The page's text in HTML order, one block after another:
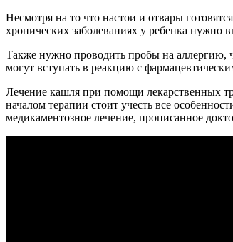
Несмотря на то что настои и отвары
хронических заболеваниях у ребенка нужно
Также нужно проводить пробы на аллергию,
могут вступать в реакцию с
Лечение кашля при помощи лекарственных
началом терапии стоит учесть все
медикаментозное лечение, прописанное